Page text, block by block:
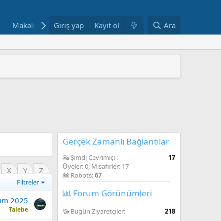
Makaleler Fotoğraflar Bloglar Haftanın
Giriş yap Kayıt ol Ara
DESTEKLENDİ
yeniden yapılandırıyor
X Y Z
Filtreler
2025
Talebe
Gerçek Zamanlı Bağlantılar
Şimdi Çevrimiçi
17
Üyeler: 0, Misafirler: 17
Robots:67
Forum Görünümleri
Bugün Ziyaretçiler 218